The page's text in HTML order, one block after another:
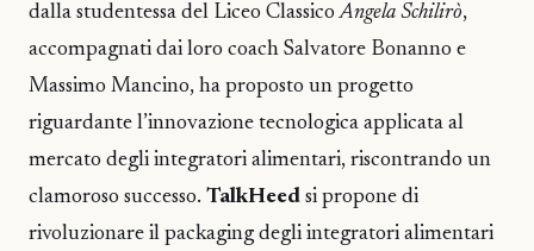
dalla studentessa del Liceo ClassicoAngela Schilirò,
accompagnati dai loro coach Salvatore Bonanno e
Massimo Mancino, ha proposto un progetto
riguardante l’innovazione tecnologica applicata al
mercato degli integratori alimentari, riscontrando un
clamoroso successo. TalkHeed si propone di
rivoluzionare il packaging degli integratori alimentari